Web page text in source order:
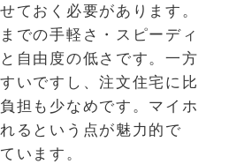
ておく必要があります。
での手軽さ・スピーディ
自由度の低さです。一方
いですし、注文住宅に比
担も少なめです。マイホ
るという点が魅力的で
います。